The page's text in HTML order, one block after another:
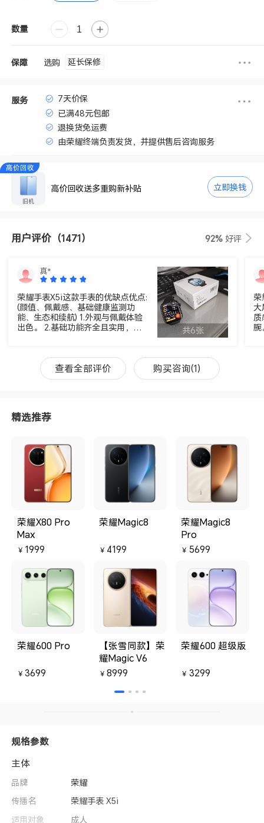
数量
保障 选购 延长保修
服务
7天价保
已满48元包邮
退换货免运费
由荣耀终端负责发货，并提供售后咨询服务
高价回收
旧机
高价回收送多重购新补贴 立即换钱
用户评价 （1471） 92% 好评
真*
荣耀手表X5i这款手表的优缺点优点:
(颜值、佩戴感、基础健康监测功
能、生态和续航) 1.外观与佩戴体验
出色。 2.基础功能齐全且实用，搭
直观， 睡眠追踪、生理周期管理等
功能可以满足基本健康管理需求同
时也支持双向蓝牙通话、离线支付
检测功能与跨生态适配，性价比突
性的入门级智能手表优选
共6张
荣
大
质
腕
查看全部评价 购买咨询(1)
精选推荐
荣耀X80 Pro
Max
￥ 1999
荣耀Magic8
￥ 4199
荣耀Magic8
Pro
￥ 5699
荣耀600 Pro
￥ 3699
【张雪同款】荣
耀Magic V6
￥ 8999
荣耀600 超级版
￥ 3299
规格参数
主体
品牌
荣耀
传播名
荣耀手表 X5i
适用对象
成人